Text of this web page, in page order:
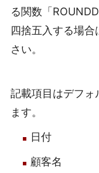
る関数「
四捨五入する場
さい。
記載項目はデフォ
ます。
日付
顧客名